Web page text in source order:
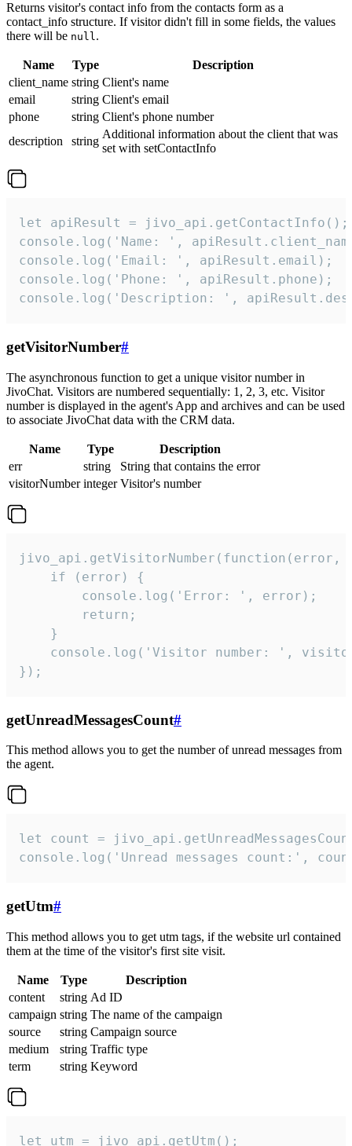
Returns visitor's contact info from the contacts form as a
contact_info structure. If visitor didn't fill in some fields, the values
there will be null.
Name Type
Description
client_name string Client's name
email
string Client's email
phone
string Client's phone number
description
string
Additional information about the client that was
set with setContactInfo
let apiResult = jivo_api.getContactInfo();
console.log('Name: ',
console.log('Email: ', apiResult.email);
console.log('Phone: ', apiResult.phone);
console.log('Description: ',
getVisitorNumber#
The asynchronous function to get a unique visitor number in
JivoChat. Visitors are numbered sequentially: 1, 2, 3, etc. Visitor
number is displayed in the agent's App and archives and can be used
to associate JivoChat data with the CRM data.
Name Type
Description
err
string
String that contains the error
visitorNumber integer Visitor's number
jivo_api.getVisitorNumber(function(error,
    if (error) {
        console.log('Error: ', error);
        return;
    }
console.log('Visitor number: ',
});
getUnreadMessagesCount#
This method allows you to get the number of unread messages from
the agent.
let count =
console.log('Unread messages count:',
getUtm#
This method allows you to get utm tags, if the website url contained
them at the time of the visitor's first site visit.
Name Type
Description
content
string Ad ID
campaign string The name of the campaign
source
string Campaign source
medium
string Traffic type
term
string Keyword
let utm = jivo_api.getUtm();